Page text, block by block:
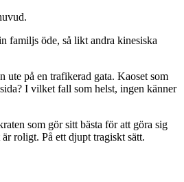
familjs öde, så likt andra kinesiska
ute på en trafikerad gata. Kaoset som
I vilket fall som helst, ingen känner
som gör sitt bästa för att göra sig
roligt. På ett djupt tragiskt sätt.